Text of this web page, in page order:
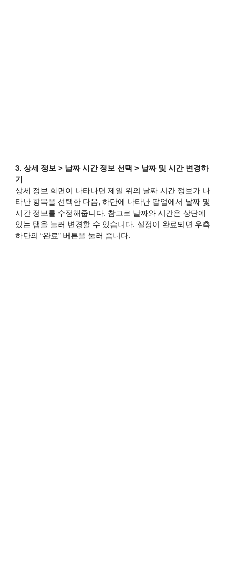
3. 상세 정보 > 날짜 시간 정보 선택 > 날짜 및 시간 변경하
기
상세 정보 화면이 나타나면 제일 위의 날짜 시간 정보가 나
타난 항목을 선택한 다음, 하단에 나타난 팝업에서 날짜 및
시간 정보를 수정해줍니다. 참고로 날짜와 시간은 상단에
있는 탭을 눌러 변경할 수 있습니다. 설정이 완료되면 우측
하단의 “완료” 버튼을 눌러 줍니다.